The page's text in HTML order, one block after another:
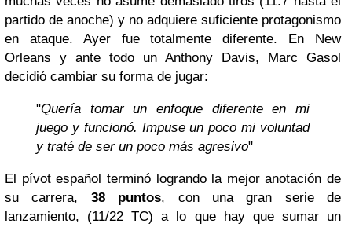
partido de anoche) y no adquiere suficiente protagonismo
en ataque. Ayer fue totalmente diferente. En New
Orleans y ante todo un Anthony Davis, Marc Gasol
decidió cambiar su forma de jugar:
"Quería tomar un enfoque diferente en mi
juego y funcionó. Impuse un poco mi voluntad
y traté de ser un poco más agresivo"
El pívot español terminó logrando la mejor anotación de
su carrera, 38 puntos, con una gran serie de
lanzamiento, (11/22 TC) a lo que hay que sumar un